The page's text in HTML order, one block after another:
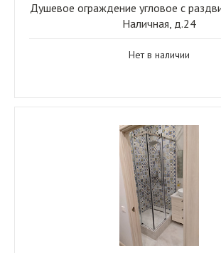
Нет в наличии
Душевое ограждение угловое с
Наличная, д.24